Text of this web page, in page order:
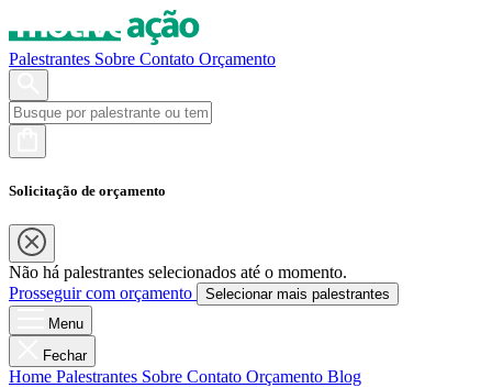
Palestrantes Sobre Contato Orçamento
Solicitação de orçamento
Não há palestrantes selecionados até o momento.
Prosseguir com orçamento
Selecionar mais palestrantes
Menu
Fechar
Home Palestrantes Sobre Contato Orçamento Blog